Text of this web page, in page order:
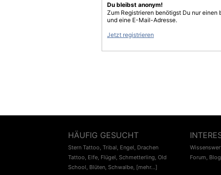
Du bleibst anonym!
Zum Registrieren benötigst Du nur einen
und eine E-Mail-Adresse.
Jetzt registrieren
HÄUFIG GESUCHT
Stern Tattoo, Tribal, Engel, Drachen
Tattoo, Elfe, Flügel, Schmetterling, Old
School, Blüten, Schwalbe, [mehr...]
Forum, Blog